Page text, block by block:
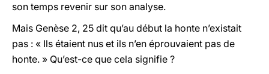
son temps revenir sur son analyse.
Mais Genèse 2, 25 dit qu’au début la honte n’existait
pas : « Ils étaient nus et ils n’en éprouvaient pas de
honte. » Qu’est-ce que cela signifie ?